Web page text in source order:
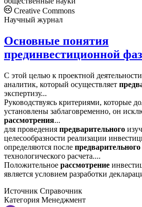
Creative Commons
Научный журнал
Основные понятия
прединвестиционной
С этой целью к проектной
аналитик, который осуществляет
экспертизу...
Руководствуясь критериями, которые
установлены заблаговременно, он
рассмотрения...
для проведения предварительного
целесообразности реализации
определяются после предварительного
технологического расчета....
Положительное рассмотрение
является условием разработки
Источник Справочник
Категория Менеджмент